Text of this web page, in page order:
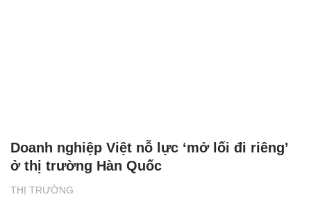
THỊ TRƯỜNG
Doanh nghiệp Việt nỗ lực ‘mở lối đi riêng’
ở thị trường Hàn Quốc